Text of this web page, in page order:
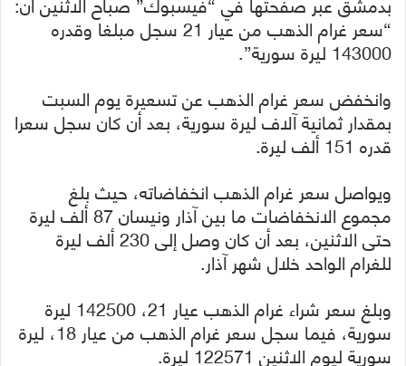
“سعر غرام الذهب من عيار 21 سجل مبلغا وقدره
143000 ليرة سورية”.
وانخفض سعر غرام الذهب عن تسعيرة يوم السبت
بمقدار ثمانية آلاف ليرة سورية، بعد أن كان سجل سعرا
قدره 151 ألف ليرة.
ويواصل سعر غرام الذهب انخفاضاته، حيث بلغ
مجموع الانخفاضات ما بين آذار ونيسان 87 ألف ليرة
حتى الاثنين، بعد أن كان وصل إلى 230 ألف ليرة
للغرام الواحد خلال شهر آذار.
وبلغ سعر شراء غرام الذهب عيار 21، 142500 ليرة
سورية، فيما سجل سعر غرام الذهب من عيار 18، ليرة
سورية ليوم الاثنين 122571 ليرة.